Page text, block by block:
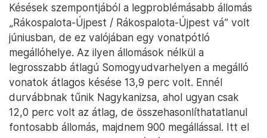
Késések szempontjából a legproblémásabb állomás
„Rákospalota-Újpest / Rákospalota-Újpest vá” volt
júniusban, de ez valójában egy vonatpótló
megállóhelye. Az ilyen állomások nélkül a
legrosszabb átlagú Somogyudvarhelyen a megálló
vonatok átlagos késése 13,9 perc volt. Ennél
durvábbnak tűnik Nagykanizsa, ahol ugyan csak
12,0 perc volt az átlag, de összehasonlíthatatlanul
fontosabb állomás, majdnem 900 megállással. Itt el